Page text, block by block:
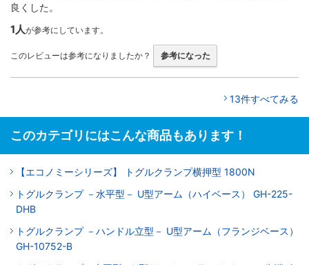
良くした。
1人が参考にしています。
このレビューは参考になりましたか？ 参考になった
13件すべてみる
このカテゴリにはこんな商品もあります！
【エコノミーシリーズ】 トグルクランプ横押型 1800N
トグルクランプ －水平型－ U型アーム（ハイベース） GH-225-
DHB
トグルクランプ －ハンドル立型－ U型アーム（フランジベース）
GH-10752-B